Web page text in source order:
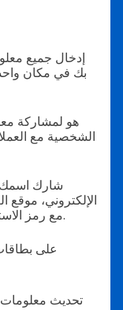
بك في مكان
الشخصية مع
شارك اسمك/
الإلكتروني، موقع
مع رمز الاستجابة السريعة لبطاقة الاتصال الافتراضية.
تحديث